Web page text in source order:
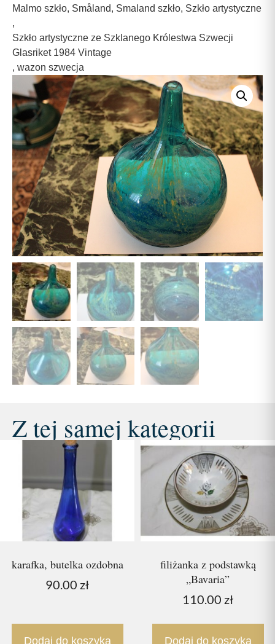
Malmo szkło, Småland, Smaland szkło, Szkło artystyczne
,
Szkło artystyczne ze Szklanego Królestwa Szwecji
Glasriket 1984 Vintage
, wazon szwecja
Z tej samej kategorii
karafka, butelka ozdobna
90.00 zł
Dodaj do koszyka
filiżanka z podstawką
„Bavaria”
110.00 zł
Dodaj do koszyka